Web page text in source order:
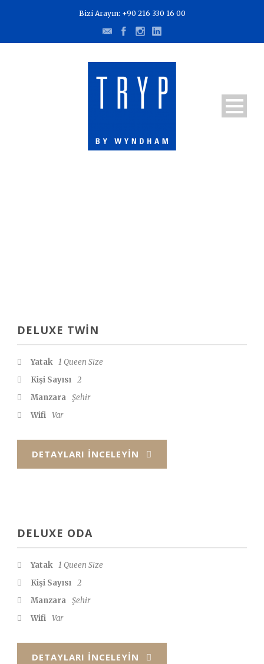
Bizi Arayın: +90 216 330 16 00
DELUXE TWIN
Yatak 1 Queen Size
Kişi Sayısı 2
Manzara Şehir
Wifi Var
DETAYLARI İNCELEYIN
DELUXE ODA
Yatak 1 Queen Size
Kişi Sayısı 2
Manzara Şehir
Wifi Var
DETAYLARI İNCELEYIN